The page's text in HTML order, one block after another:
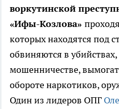
воркутинской
«Ифы-Козлова»
которых находятся под
обвиняются в
мошенничестве,
обороте наркотиков,
Один из лидеров ОПГ